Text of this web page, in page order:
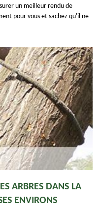
un meilleur rendu de
pour vous et sachez qu'il ne
ARBRES DANS LA
ENVIRONS